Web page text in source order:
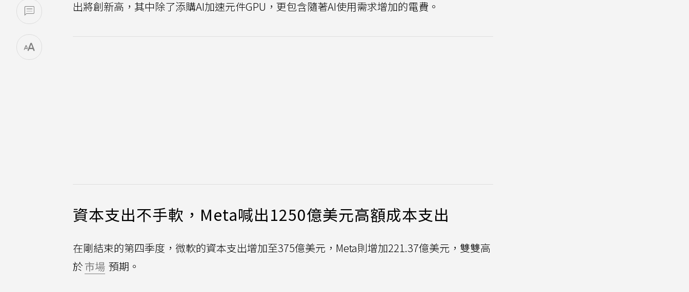
出將創新高，其中除了添購AI加速元件GPU，更包含隨著AI使用需求增加的電費。
資本支出不手軟，Meta喊出1250億美元高額成本支出
在剛結束的第四季度，微軟的資本支出增加至375億美元，Meta則增加221.37億美元，雙雙高
於市場 預期。